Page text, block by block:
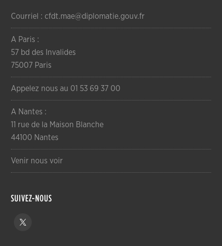
Courriel : cfdt.mae@diplomatie.gouv.fr
A Paris :
57 bd des Invalides
75007 Paris
Appelez nous au 01 53 69 37 00
A Nantes :
11 rue de la Maison Blanche
44100 Nantes
Venir nous voir
SUIVEZ-NOUS